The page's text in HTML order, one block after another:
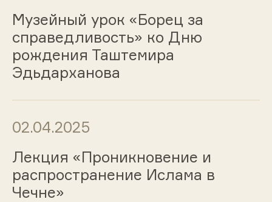
Музейный урок «Борец за
справедливость» ко Дню
рождения Таштемира
Эдьдарханова
02.04.2025
Лекция «Проникновение и
распространение Ислама в
Чечне»